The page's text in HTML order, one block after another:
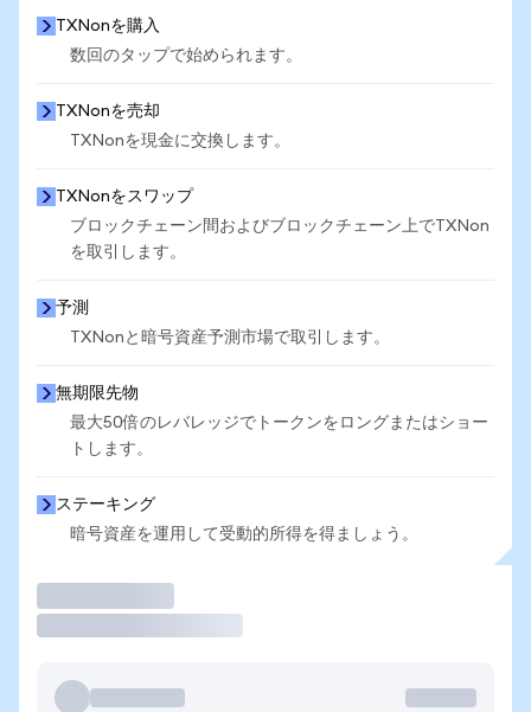
TXNonを購入
数回のタップで始められます。
TXNonを売却
TXNonを現金に交換します。
TXNonをスワップ
ブロックチェーン間およびブロックチェーン上でTXNon
を取引します。
予測
TXNonと暗号資産予測市場で取引します。
無期限先物
最大50倍のレバレッジでトークンをロングまたはショー
トします。
ステーキング
暗号資産を運用して受動的所得を得ましょう。